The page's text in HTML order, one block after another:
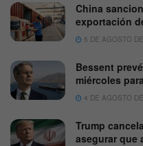
China
exportación
5 DE AGOSTO
Bessent
miércoles
4 DE AGOSTO
Trump
asegurar que